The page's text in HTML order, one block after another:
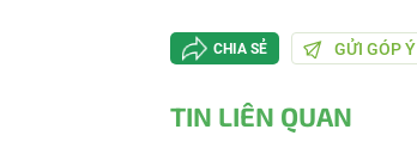
CHIA SẺ GỬI GÓP Ý
TIN LIÊN QUAN